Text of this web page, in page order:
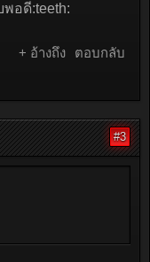
อดี:teeth:
+ อ้างถึง ตอบกลับ
#3